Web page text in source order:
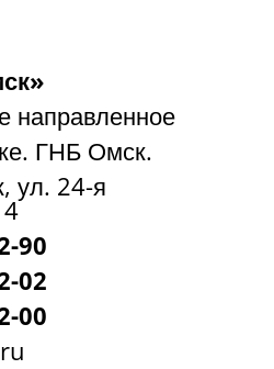
направленное
ГНБ Омск.
ул. 24-я
90
02
00